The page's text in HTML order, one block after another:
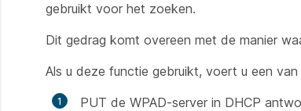
gebruikt voor het zoeken.
Dit gedrag komt overeen met de manier
Als u deze functie gebruikt, voert u een
PUT de WPAD-server in DHCP